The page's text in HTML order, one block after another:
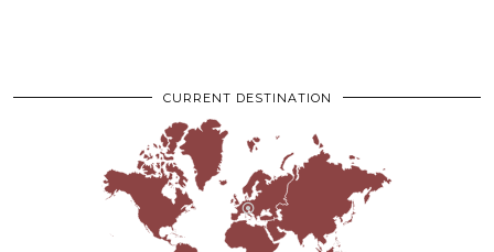
CURRENT DESTINATION